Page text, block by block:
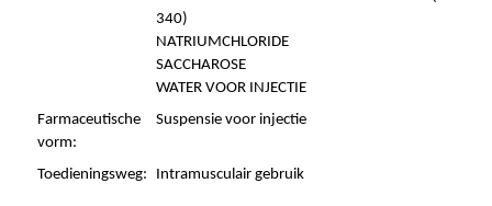
340)
NATRIUMCHLORIDE
SACCHAROSE
WATER VOOR INJECTIE
Farmaceutische
vorm:
Suspensie voor injectie
Toedieningsweg: Intramusculair gebruik